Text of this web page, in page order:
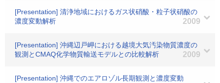
[Presentation] 清浄地域におけるガス状硝酸・粒子状硝酸の
濃度変動解析
2009
[Presentation] 沖縄辺戸岬における越境大気汚染物質濃度の
観測とCMAQ化学物質輸送モデルとの比較解析
2009
[Presentation] 沖縄でのエアロゾル長期観測と濃度変動